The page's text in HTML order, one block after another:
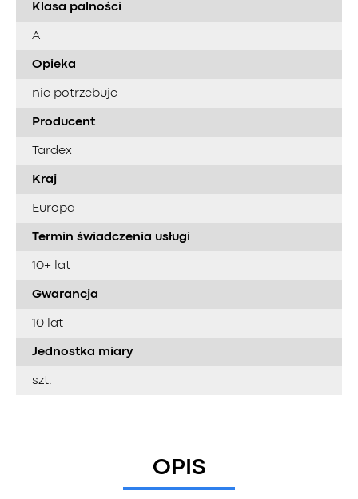
Klasa palności
A
Opieka
nie potrzebuje
Producent
Tardex
Kraj
Europa
Termin świadczenia usługi
10+ lat
Gwarancja
10 lat
Jednostka miary
szt.
OPIS